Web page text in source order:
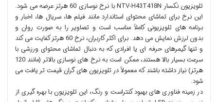
تلویزیون نکسار NTV-H43T418N با نرخ نوسازی 60 هرتز عرضه می شود.
این نرخ برای تماشای محتوای استاندارد مانند فیلم ها، سریال ها، اخبار و
برنامه های تلویزیونی کاملاً مناسب است و تصاویر را به صورت روان و
بدون لرزش نمایش می دهد. برای اکثر کاربران، نرخ 60 هرتز کفایت می کند
و تنها گیمرهای حرفه ای یا افرادی که به دنبال تماشای محتوای ورزشی با
سرعت بسیار بالا هستند، ممکن است به نرخ های نوسازی بالاتر (مانند 120
هرتز) نیاز داشته باشند که معمولاً در تلویزیون های گران قیمت تر یافت می
شود.
در زمینه فناوری های بهبود کنتراست و رنگ، این تلویزیون با بهره گیری از